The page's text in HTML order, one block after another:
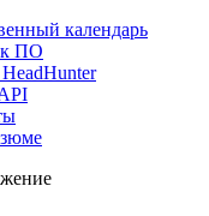
календарь
к ПО